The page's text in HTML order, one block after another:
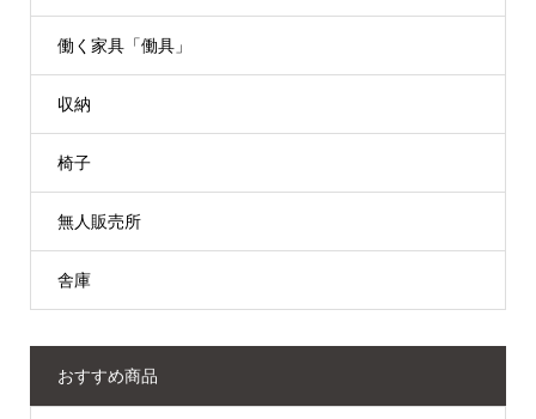
働く家具「働具」
収納
椅子
無人販売所
舎庫
おすすめ商品